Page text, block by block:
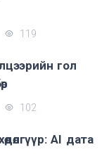
119
гол
102
AI дата